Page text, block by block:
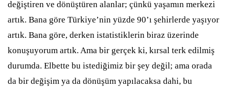
değiştiren ve dönüştüren alanlar; çünkü yaşamın merkezi
artık. Bana göre Türkiye’nin yüzde 90’ı şehirlerde yaşıyor
artık. Bana göre, derken istatistiklerin biraz üzerinde
konuşuyorum artık. Ama bir gerçek ki, kırsal terk edilmiş
durumda. Elbette bu istediğimiz bir şey değil; ama orada
da bir değişim ya da dönüşüm yapılacaksa dahi, bu